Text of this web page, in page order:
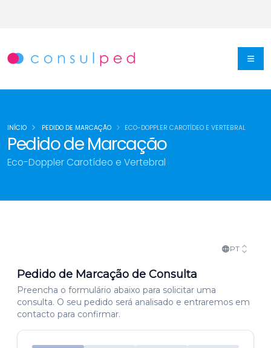
Pedido de Marcação
Eco-Doppler Carotídeo e Vertebral
INÍCIO PEDIDO DE MARCAÇÃO ECO-DOPPLER CAROTÍDEO E VERTEBRAL